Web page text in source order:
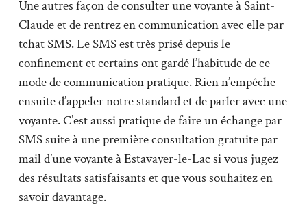
Une autres façon de consulter une voyante à Saint-
Claude et de rentrez en communication avec elle par
tchat SMS. Le SMS est très prisé depuis le
confinement et certains ont gardé l’habitude de ce
mode de communication pratique. Rien n’empêche
ensuite d’appeler notre standard et de parler avec une
voyante. C’est aussi pratique de faire un échange par
SMS suite à une première consultation gratuite par
mail d’une voyante à Estavayer-le-Lac si vous jugez
des résultats satisfaisants et que vous souhaitez en
savoir davantage.